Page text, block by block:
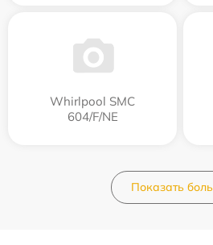
Whirlpool SMC
604/F/NE
Показать